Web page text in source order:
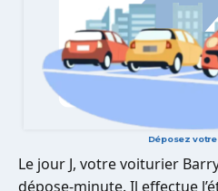
Déposez
Le jour J, votre voiturier
dépose-minute. Il effectue